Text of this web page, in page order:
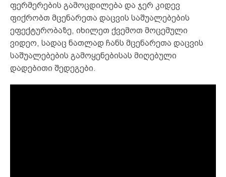
ფერმერების გამოცდილება და ჯერ კიდევ
ფიქრობთ მცენარეთა დაცვის საშუალებების
ეფექტურობაზე, იხილეთ ქვემოთ მოცემული
ვიდეო, სადაც ნათლად ჩანს მცენარეთა დაცვის
საშუალებების გამოყენებისას მიღებული
დადებითი შედეგები.